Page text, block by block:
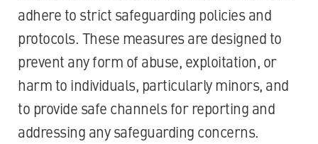
adhere to strict safeguarding policies and
protocols. These measures are designed to
prevent any form of abuse, exploitation, or
harm to individuals, particularly minors, and
to provide safe channels for reporting and
addressing any safeguarding concerns.